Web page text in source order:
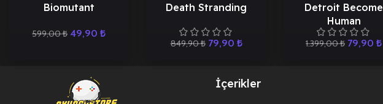
Biomutant
599,00₺ 49,90 ₺
Death Stranding
849,90₺ 79,90 ₺
Detroit Become
Human
1.399,00₺ 79,90 ₺
İçerikler